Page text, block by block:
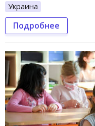
Украина
Подробнее